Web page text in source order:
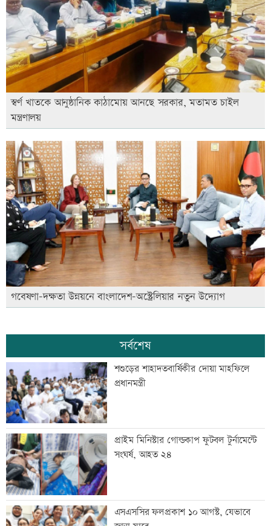
স্বর্ণ খাতকে আনুষ্ঠানিক কাঠামোয় আনছে সরকার, মতামত চাইল
মন্ত্রণালয়
গবেষণা-দক্ষতা উন্নয়নে বাংলাদেশ-অস্ট্রেলিয়ার নতুন উদ্যোগ
সর্বশেষ
শশুড়ের শাহাদতবার্ষিকীর দোয়া মাহফিলে
প্রধানমন্ত্রী
প্রাইম মিনিস্টার গোল্ডকাপ ফুটবল টুর্নামেন্টে
সংঘর্ষ, আহত ২৪
এসএসসির ফলপ্রকাশ ১০ আগস্ট, যেভাবে